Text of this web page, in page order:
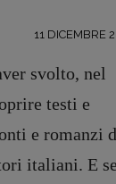
11 DICEMBRE
svolto, nel
testi e
e romanzi
italiani. E se